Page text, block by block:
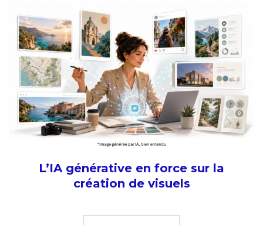
L’IA générative en force sur la
création de visuels